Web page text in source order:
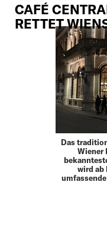
CAFÉ
ETTET WIENS
Das
Wiener
wird ab